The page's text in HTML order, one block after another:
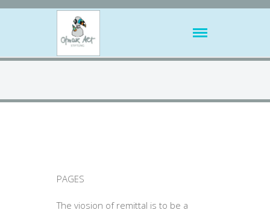
PAGES
The viosion of remittal is to be a